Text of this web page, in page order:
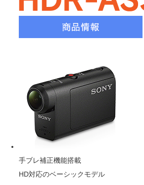
手ブレ補正機能搭載
HD対応のベーシックモデル